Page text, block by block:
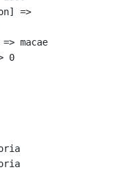
=>
=> macae
0